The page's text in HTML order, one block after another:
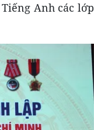
Anh các lớp